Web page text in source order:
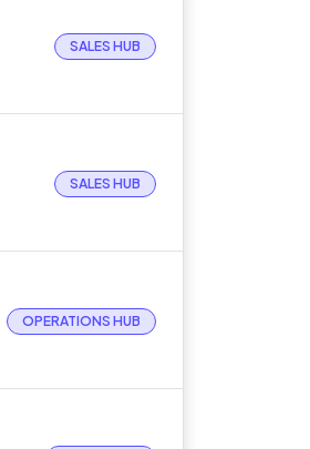
SALES HUB
SALES HUB
OPERATIONS HUB